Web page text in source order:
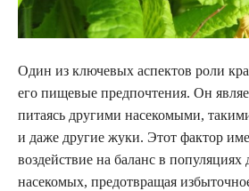
Один из ключевых аспектов роли
его пищевые предпочтения. Он
питаясь другими насекомыми,
и даже другие жуки. Этот фактор
воздействие на баланс в популяциях
насекомых, предотвращая